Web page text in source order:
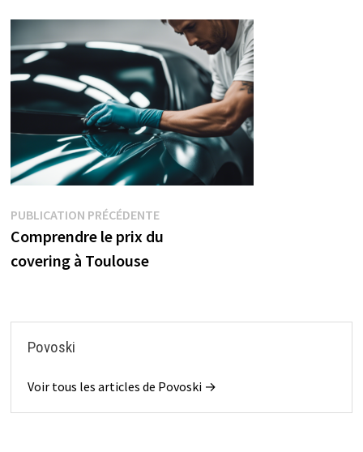
Navigation
de
l’article
PUBLICATION PRÉCÉDENTEPublication
précédente :
Comprendre le prix du
covering à Toulouse
Povoski
Voir tous les articles de Povoski →